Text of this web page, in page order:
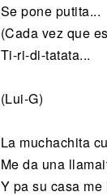
Se pone putita...
(Cada vez que
Ti-ri-di-tatata...
(Lui-G)
La muchachita
Me da una
Y pa su casa me